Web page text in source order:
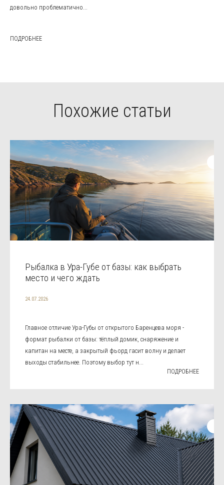
довольно проблематично...
ПОДРОБНЕЕ
Похожие статьи
Рыбалка в Ура-Губе от базы: как выбрать
место и чего ждать
24.07.2026
Главное отличие Ура-Губы от открытого Баренцева моря -
формат рыбалки от базы: тёплый домик, снаряжение и
капитан на месте, а закрытый фьорд гасит волну и делает
выходы стабильнее. Поэтому выбор тут н...
ПОДРОБНЕЕ